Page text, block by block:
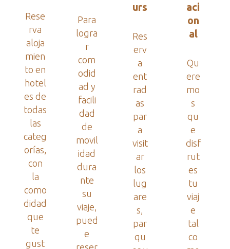
Rese
rva
aloja
mien
to en
hotel
es de
todas
las
categ
orías,
con
la
como
didad
que
te
gust
Para
logra
r
com
odid
ad y
facili
dad
de
movil
idad
dura
nte
su
viaje,
pued
e
reser
urs
Res
erv
a
ent
rad
as
par
a
visit
ar
los
lug
are
s,
par
qu
aci
on
al
Qu
ere
mo
s
qu
e
disf
rut
es
tu
viaj
e
tal
co